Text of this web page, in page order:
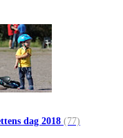
dag 2018 (77)